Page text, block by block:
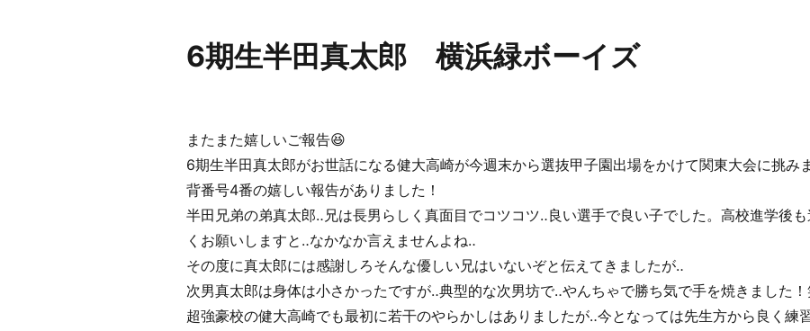
6期生半田真太郎 横浜緑ボーイズ
またまた嬉しいご報告😆
6期生半田真太郎がお世話になる健大高崎が今週末から選抜甲子園出場をかけて関東大会に挑み
背番号4番の嬉しい報告がありました！
半田兄弟の弟真太郎‥兄は長男らしく真面目でコツコツ‥良い選手で良い子でした。高校進学後
くお願いしますと‥なかなか言えませんよね‥
その度に真太郎には感謝しろそんな優しい兄はいないぞと伝えてきましたが‥
次男真太郎は身体は小さかったですが‥典型的な次男坊で‥やんちゃで勝ち気で手を焼きました
超強豪校の健大高崎でも最初に若干のやらかしはありましたが‥今となっては先生方から良く練